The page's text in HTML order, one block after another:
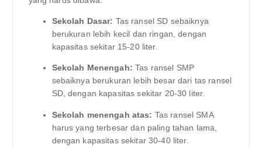
Sekolah Dasar: Tas ransel SD sebaiknya
berukuran lebih kecil dan ringan, dengan
kapasitas sekitar 15-20 liter.
Sekolah Menengah: Tas ransel SMP
sebaiknya berukuran lebih besar dari tas ransel
SD, dengan kapasitas sekitar 20-30 liter.
Sekolah menengah atas: Tas ransel SMA
harus yang terbesar dan paling tahan lama,
dengan kapasitas sekitar 30-40 liter.